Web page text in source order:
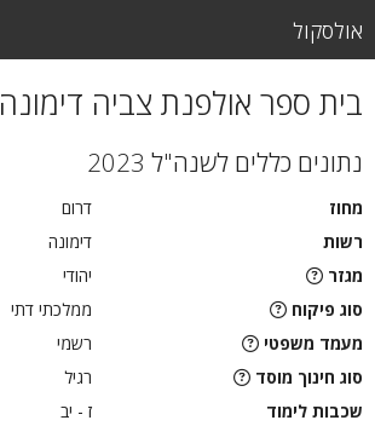
אולסקול
בית ספר אולפנת צביה דימונה
נתונים כללים לשנה"ל 2023
מחוז
דרום
רשות
דימונה
מגזר
יהודי
סוג פיקוח
ממלכתי דתי
מעמד משפטי
רשמי
סוג חינוך מוסד
רגיל
שכבות לימוד
ז - יב